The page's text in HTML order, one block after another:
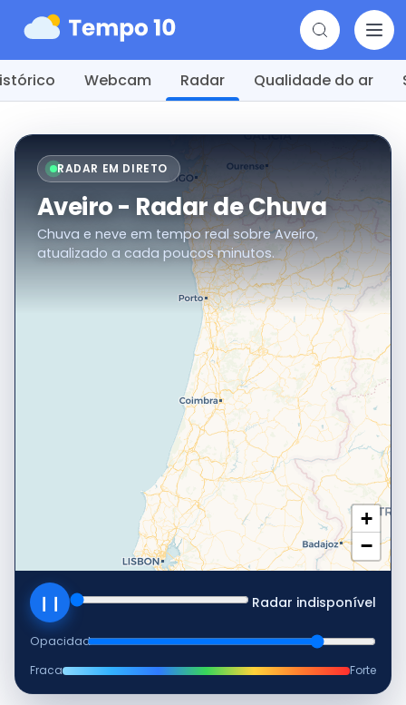
Webcam Radar Qualidade do ar
+
−
RADAR EM DIRETO
Aveiro - Radar de Chuva
Chuva e neve em tempo real sobre Aveiro,
atualizado a cada poucos minutos.
❙❙ Radar indisponível
Opacidade
Fraca
Forte